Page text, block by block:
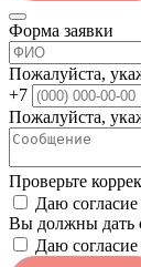
Форма заявки
Пожалуйста,
+7
Пожалуйста,
Проверьте
Даю
Вы должны дать
Даю